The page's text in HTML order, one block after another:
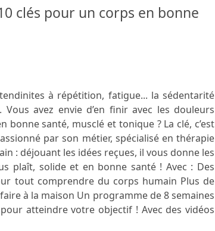
clés pour un corps en bonne
à répétition, fatigue... la sédentarité
avez envie d’en finir avec les douleurs
santé, musclé et tonique ? La clé, c’est
par son métier, spécialisé en thérapie
: déjouant les idées reçues, il vous donne les
plaît, solide et en bonne santé ! Avec : Des
tout comprendre du corps humain Plus de
à la maison Un programme de 8 semaines
atteindre votre objectif ! Avec des vidéos